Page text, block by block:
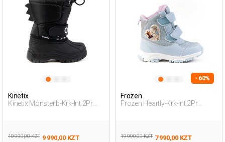
Kinetix
Kinetix Monster.b-Krk-Int 2Pr
10 990,00 KZT 9 990,00 KZT
- 60%
Frozen
Frozen Heartly-Krk-Int 2Pr
19 990,00 KZT 7 990,00 KZT